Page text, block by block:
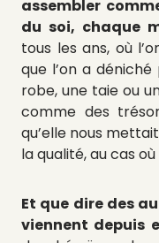
assembler
du soi, chaque
tous les ans, où
que l’on a
robe, une taie ou
comme des
qu’elle nous
la qualité, au cas
Et que dire des
viennent depuis